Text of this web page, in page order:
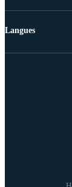
Langues